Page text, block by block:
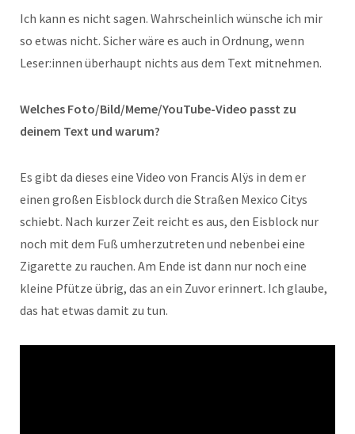
Ich kann es nicht sagen. Wahrscheinlich wünsche ich mir
so etwas nicht. Sicher wäre es auch in Ordnung, wenn
Leser:innen überhaupt nichts aus dem Text mitnehmen.
Welches Foto/Bild/Meme/YouTube-Video passt zu
deinem Text und warum?
Es gibt da dieses eine Video von Francis Alÿs in dem er
einen großen Eisblock durch die Straßen Mexico Citys
schiebt. Nach kurzer Zeit reicht es aus, den Eisblock nur
noch mit dem Fuß umherzutreten und nebenbei eine
Zigarette zu rauchen. Am Ende ist dann nur noch eine
kleine Pfütze übrig, das an ein Zuvor erinnert. Ich glaube,
das hat etwas damit zu tun.